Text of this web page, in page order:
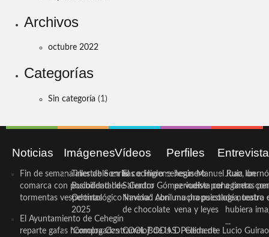
Archivos
octubre 2022
Categorías
Sin categoría (1)
Noticias
Fin de semana inestable en la
comarca con posibilidad de
tormentas vespertinas
El Ayuntamiento de Cehegín
reparte gafas homologadas
Imágenes
Taller de Sonrisas e Higiene
Bucodental de ‘Centro
Odontológico Innova’. Abril
2025
‘Compra Contrarreloj’ de la
Vídeos
El cocinero ceheginero
Salvador Gómez vuelve por
Navidad con una propuesta
de chocolate
COOL BODAS. Pedida de
Perfiles
Jesús Manuel Ruiz, un
periodista ceheginero con
mucha psicología, teatro
vena y leyes
D. Clemente Lucio Guirao
Juan
a tantas
de nuestra
hubiera
...